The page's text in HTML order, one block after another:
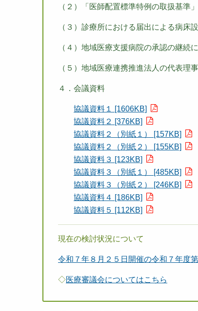
（２）「医師配置標準特例の取扱基準
（３）診療所における届出による病床
（４）地域医療支援病院の承認の継続
（５）地域医療連携推進法人の代表理
４．会議資料
協議資料１ [1606KB]
協議資料２ [376KB]
協議資料２（別紙１） [157KB]
協議資料２（別紙２） [155KB]
協議資料３ [123KB]
協議資料３（別紙１） [485KB]
協議資料３（別紙２） [246KB]
協議資料４ [186KB]
協議資料５ [112KB]
現在の検討状況について
令和７年８月２５日開催の令和７年度
◇医療審議会についてはこちら